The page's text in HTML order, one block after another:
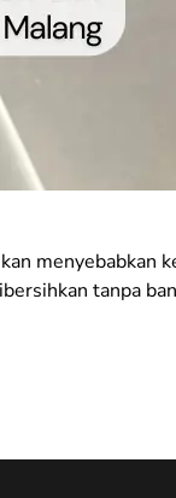
menyebabkan
tanpa